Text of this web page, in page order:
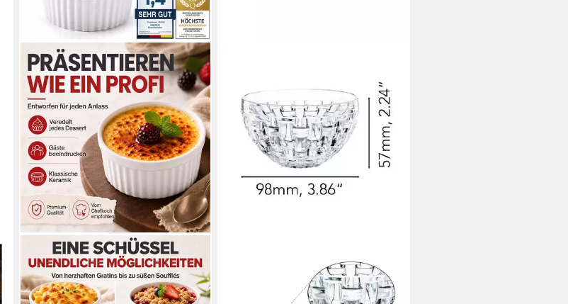
DIMONO
Dessertschale DIMONO Crème-
Brûlée & Soufflé Förmchen – 8er
Keramik Dessert Set, Keramik,
Müslischale Nachtmann Bossa Nova
Dip Schale rund 9,8 cm 4er Set,
Kristallglas, (Set)